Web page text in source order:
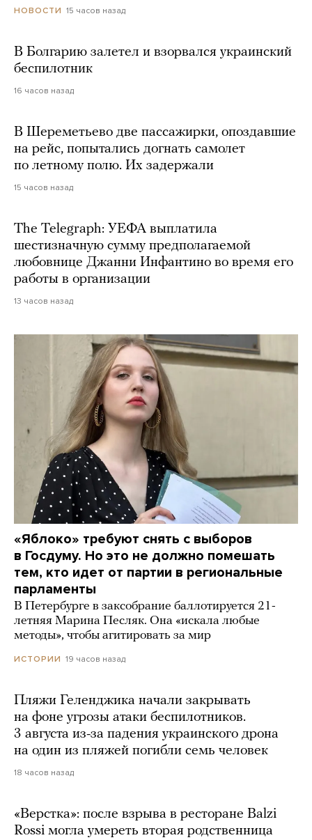
НОВОСТИ 15 часов назад
В Болгарию залетел и взорвался украинский
беспилотник
16 часов назад
В Шереметьево две пассажирки, опоздавшие
на рейс, попытались догнать самолет
по летному полю. Их задержали
15 часов назад
The Telegraph: УЕФА выплатила
шестизначную сумму предполагаемой
любовнице Джанни Инфантино во время его
работы в организации
13 часов назад
«Яблоко» требуют снять с выборов
в Госдуму. Но это не должно помешать
тем, кто идет от партии в региональные
парламенты
В Петербурге в заксобрание баллотируется 21-
летняя Марина Песляк. Она «искала любые
методы», чтобы агитировать за мир
ИСТОРИИ 19 часов назад
Пляжи Геленджика начали закрывать
на фоне угрозы атаки беспилотников.
3 августа из-за падения украинского дрона
на один из пляжей погибли семь человек
18 часов назад
«Верстка»: после взрыва в ресторане Balzi
Rossi могла умереть вторая родственница